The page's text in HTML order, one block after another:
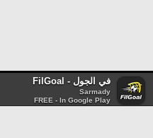
في الجول - FilGoal
Sarmady
FREE - In Google Play